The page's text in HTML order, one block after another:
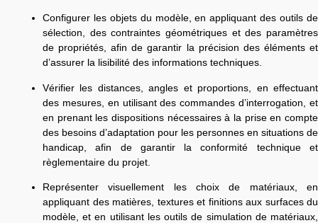
Configurer les objets du modèle, en appliquant des outils de
sélection, des contraintes géométriques et des paramètres
de propriétés, afin de garantir la précision des éléments et
d’assurer la lisibilité des informations techniques.
Vérifier les distances, angles et proportions, en effectuant
des mesures, en utilisant des commandes d’interrogation, et
en prenant les dispositions nécessaires à la prise en compte
des besoins d’adaptation pour les personnes en situations de
handicap, afin de garantir la conformité technique et
règlementaire du projet.
Représenter visuellement les choix de matériaux, en
appliquant des matières, textures et finitions aux surfaces du
modèle, et en utilisant les outils de simulation de matériaux,